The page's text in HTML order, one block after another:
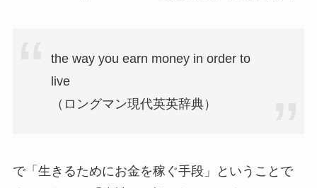
the way you earn money in order to
live
（ロングマン現代英英辞典）
で「生きるためにお金を稼ぐ手段」ということで